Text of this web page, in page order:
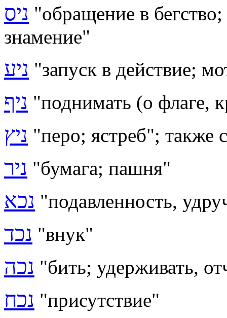
ניס "обращение в
знамение"
ניע "запуск в действие;
ניף "поднимать (о флаге,
ניץ "перо; ястреб"; также
ניר "бумага; пашня"
נכא "подавленность,
נכד "внук"
נכה "бить; удерживать,
נכח "присутствие"